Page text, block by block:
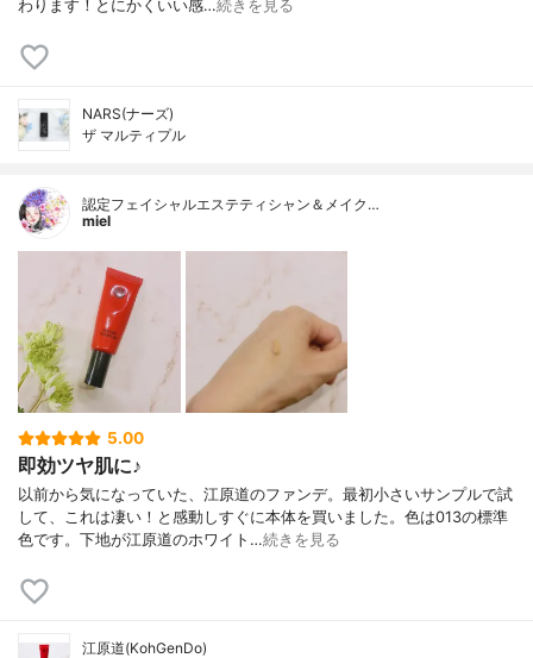
わります！とにかくいい感…続きを見る
NARS(ナーズ)
ザ マルティプル
認定フェイシャルエステティシャン＆メイク…
miel
5.00
即効ツヤ肌に♪
以前から気になっていた、江原道のファンデ。最初小さいサンプルで試
して、これは凄い！と感動しすぐに本体を買いました。色は013の標準
色です。下地が江原道のホワイト…続きを見る
江原道(KohGenDo)